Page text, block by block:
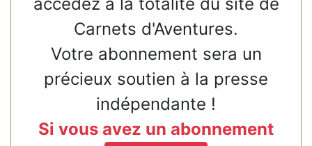
Carnets d'Aventures.
Votre abonnement sera un
précieux soutien à la presse
indépendante !
Si vous avez un abonnement